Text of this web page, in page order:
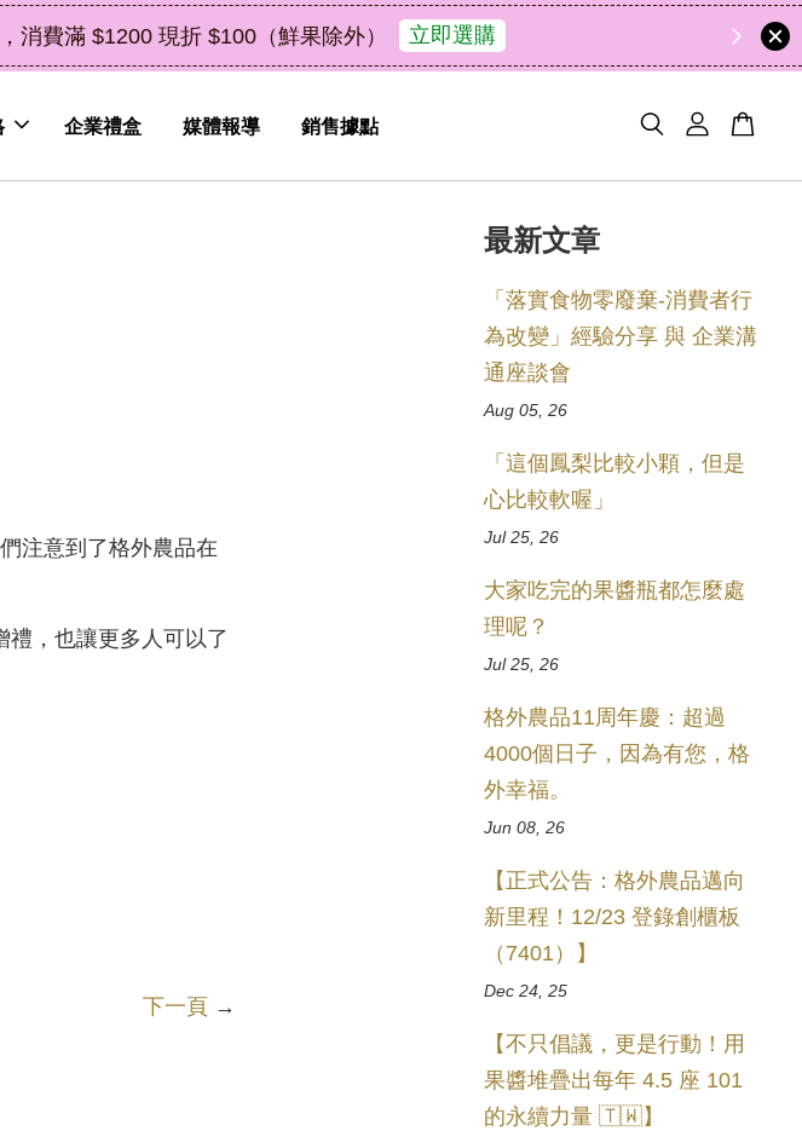
｜橘皮植萃永續好禮，解油去味・送禮自用兩相宜 48
分鐘
39
秒
企業禮盒 媒體報導 銷售據點
注意到了格外農品在
，也讓更多人可以了
下一頁→
最新文章
「落實食物零廢棄-消費者行
為改變」經驗分享 與 企業溝
通座談會
Aug 05, 26
「這個鳳梨比較小顆，但是
心比較軟喔」
Jul 25, 26
大家吃完的果醬瓶都怎麼處
理呢？
Jul 25, 26
格外農品11周年慶：超過
4000個日子，因為有您，格
外幸福。
Jun 08, 26
【正式公告：格外農品邁向
新里程！12/23 登錄創櫃板
（7401）】
Dec 24, 25
【不只倡議，更是行動！用
果醬堆疊出每年 4.5 座 101
的永續力量 🇹🇼】